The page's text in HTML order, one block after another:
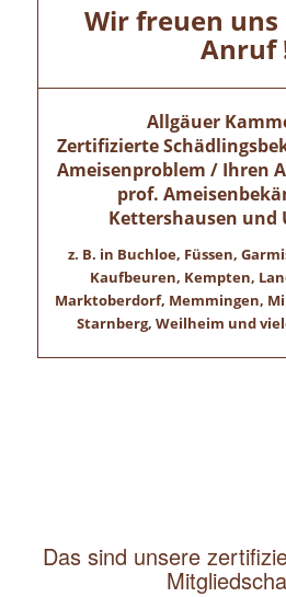
Wir freuen
Anruf
Allgäuer
Zertifizierte
Ameisenproblem / Ihren
prof.
Kettershausen und
z. B. in Buchloe, Füssen,
Kaufbeuren, Kempten,
Marktoberdorf, Memmingen,
Starnberg, Weilheim und
Das sind unsere